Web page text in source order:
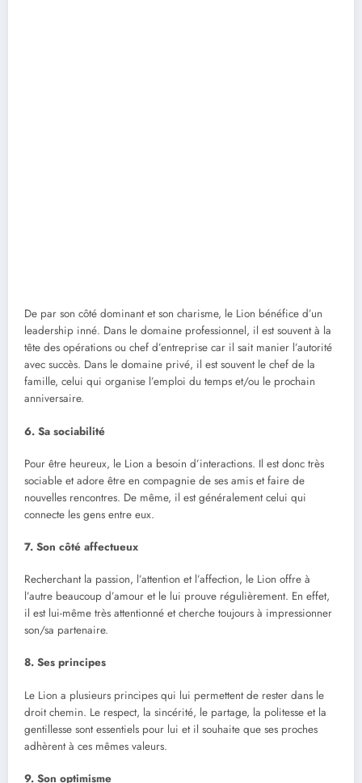
De par son côté dominant et son charisme, le Lion bénéfice d’un
leadership inné. Dans le domaine professionnel, il est souvent à la
tête des opérations ou chef d’entreprise car il sait manier l’autorité
avec succès. Dans le domaine privé, il est souvent le chef de la
famille, celui qui organise l’emploi du temps et/ou le prochain
anniversaire.
6. Sa sociabilité
Pour être heureux, le Lion a besoin d’interactions. Il est donc très
sociable et adore être en compagnie de ses amis et faire de
nouvelles rencontres. De même, il est généralement celui qui
connecte les gens entre eux.
7. Son côté affectueux
Recherchant la passion, l’attention et l’affection, le Lion offre à
l’autre beaucoup d’amour et le lui prouve régulièrement. En effet,
il est lui-même très attentionné et cherche toujours à impressionner
son/sa partenaire.
8. Ses principes
Le Lion a plusieurs principes qui lui permettent de rester dans le
droit chemin. Le respect, la sincérité, le partage, la politesse et la
gentillesse sont essentiels pour lui et il souhaite que ses proches
adhèrent à ces mêmes valeurs.
9. Son optimisme